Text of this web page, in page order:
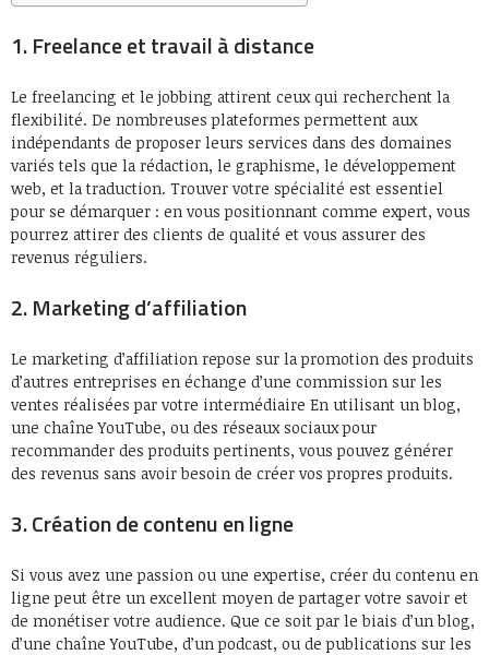
1. Freelance et travail à distance
Le freelancing et le jobbing attirent ceux qui recherchent la
flexibilité. De nombreuses plateformes permettent aux
indépendants de proposer leurs services dans des domaines
variés tels que la rédaction, le graphisme, le développement
web, et la traduction. Trouver votre spécialité est essentiel
pour se démarquer : en vous positionnant comme expert, vous
pourrez attirer des clients de qualité et vous assurer des
revenus réguliers.
2. Marketing d’affiliation
Le marketing d’affiliation repose sur la promotion des produits
d’autres entreprises en échange d’une commission sur les
ventes réalisées par votre intermédiaire En utilisant un blog,
une chaîne YouTube, ou des réseaux sociaux pour
recommander des produits pertinents, vous pouvez générer
des revenus sans avoir besoin de créer vos propres produits.
3. Création de contenu en ligne
Si vous avez une passion ou une expertise, créer du contenu en
ligne peut être un excellent moyen de partager votre savoir et
de monétiser votre audience. Que ce soit par le biais d’un blog,
d’une chaîne YouTube, d’un podcast, ou de publications sur les